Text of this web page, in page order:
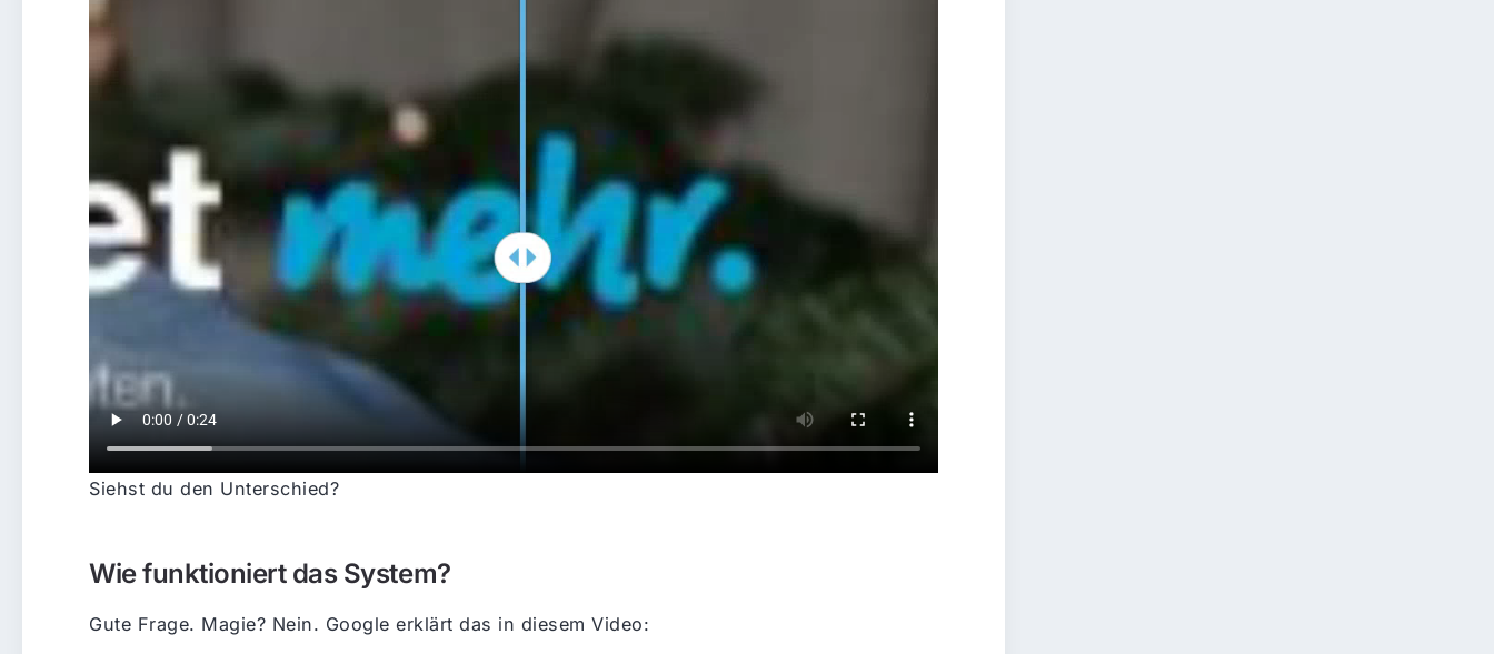
Siehst du den Unterschied?
Wie funktioniert das System?
Gute Frage. Magie? Nein. Google erklärt das in diesem Video: